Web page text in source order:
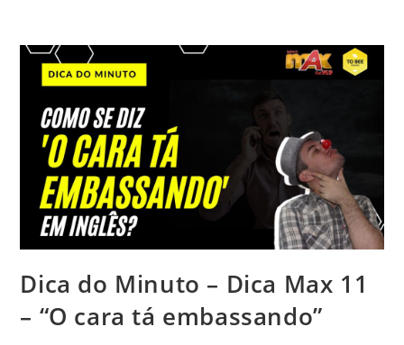
Dica do Minuto – Dica Max 11
– “O cara tá embassando”